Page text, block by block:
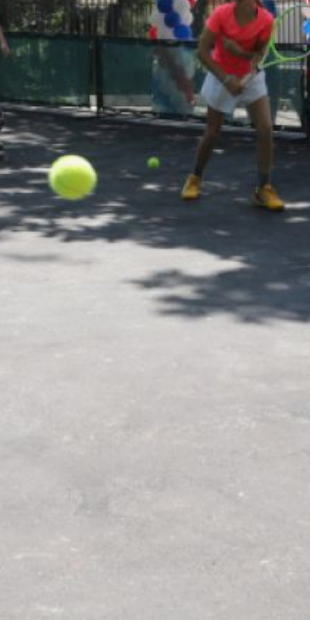
волейбола, которая также
была модернизирована.
Проведена
дополнительная отсыпка
песком для безопасности
спортсменов, заменена
сетка и обновлена
окружающая
инфраструктура.
Работы по обустройству
площадок заняли два
месяца. Общий бюджет
составил более 6
миллионов рублей. Новый
спортивный комплекс,
включающий
тренировочную стенку
для теннисистов
и городошную площадку,
будет доступен для всех
желающих ежедневно
финансирования.
Одноклассники,